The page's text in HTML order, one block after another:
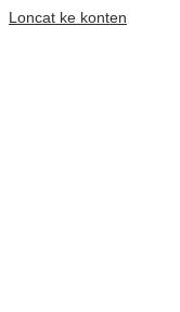
Loncat ke konten